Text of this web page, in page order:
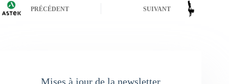
PRÉCÉDENT SUIVANT
Mises à jour de la newsletter